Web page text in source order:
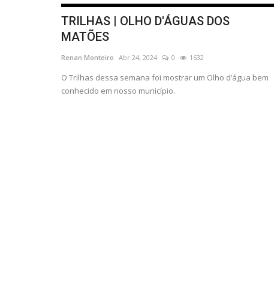
TRILHAS | OLHO D'ÁGUAS DOS
MATÕES
Renan Monteiro Abr 24, 2024 0 1632
O Trilhas dessa semana foi mostrar um Olho d’água bem
conhecido em nosso município.